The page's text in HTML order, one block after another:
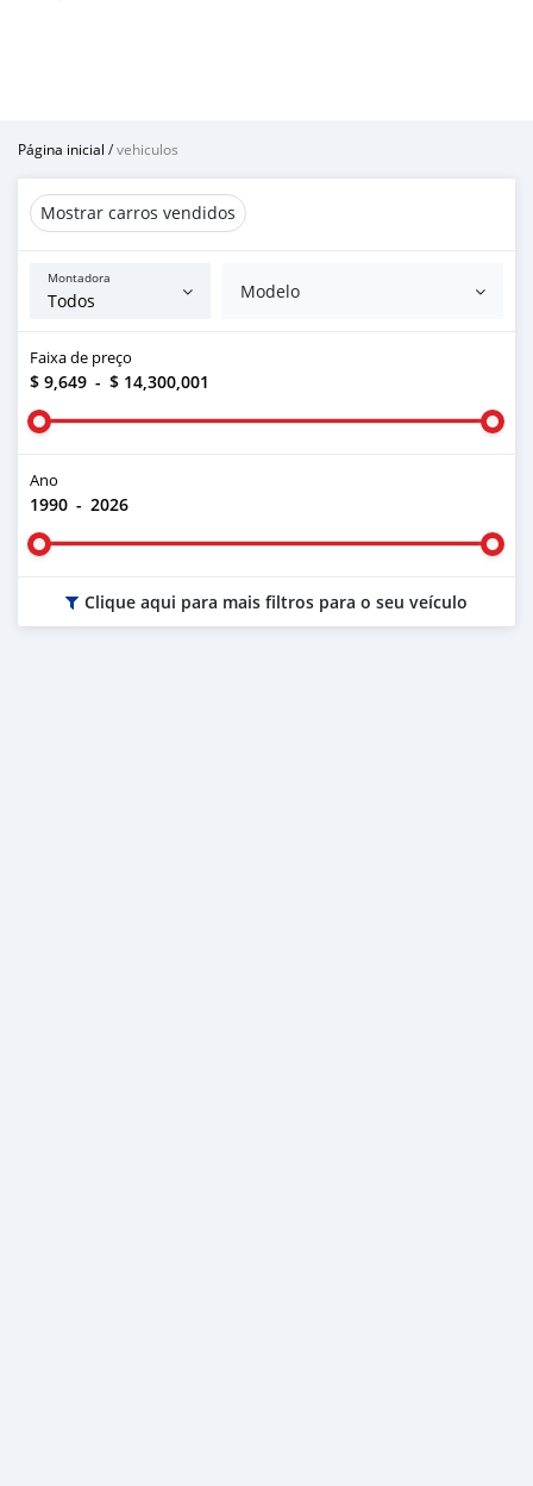
Página inicial /vehiculos
Mostrar carros vendidos
Montadora
Modelo
Faixa de preço
$ 9,649 - $ 14,300,001
Ano
1990 - 2026
Clique aqui para mais filtros para o seu veículo